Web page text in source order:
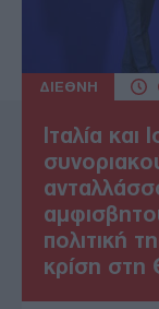
ΥΓΕΙΑ
ΑΡΘΡΟΓΡΑΦΙΑ
ΔΙΕΘΝΗ
Ιταλία
πολιτική
κρίση στη